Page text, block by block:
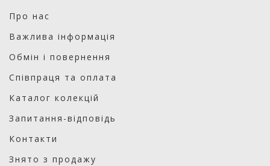
Про нас
Важлива інформація
Обмін і повернення
Співпраця та оплата
Каталог колекцій
Запитання-відповідь
Контакти
Знято з продажу